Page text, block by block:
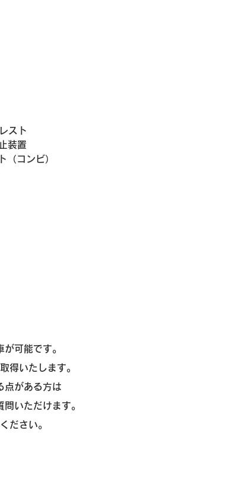
スト
止装置
（コンビ）
可能です。
得いたします。
点がある方は
問いただけます。
ださい。